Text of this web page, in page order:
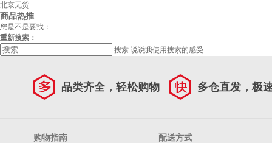
北京无货
商品热推
您是不是要找：
重新搜索：
搜索 说说我使用搜索的感受
品类齐全，轻松购物 多仓直发，极
购物指南 配送方式